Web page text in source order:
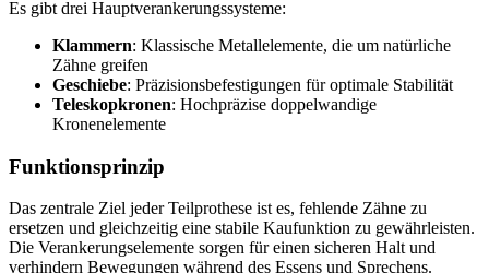
Es gibt drei Hauptverankerungssysteme:
Klammern: Klassische Metallelemente, die um natürliche
Zähne greifen
Geschiebe: Präzisionsbefestigungen für optimale Stabilität
Teleskopkronen: Hochpräzise doppelwandige
Kronenelemente
Funktionsprinzip
Das zentrale Ziel jeder Teilprothese ist es, fehlende Zähne zu
ersetzen und gleichzeitig eine stabile Kaufunktion zu gewährleisten.
Die Verankerungselemente sorgen für einen sicheren Halt und
verhindern Bewegungen während des Essens und Sprechens.